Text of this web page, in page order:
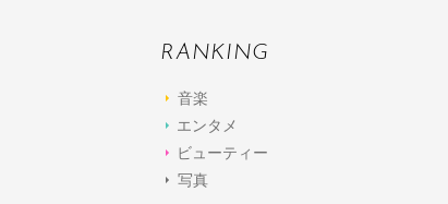
RANKING
音楽
エンタメ
ビューティー
写真